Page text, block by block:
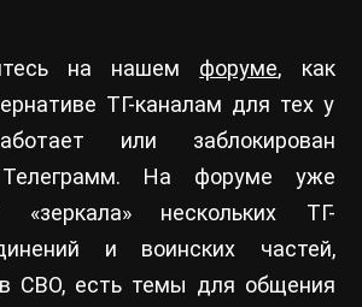
на нашем форуме, как
ТГ-каналам для тех у
или заблокирован
На форуме уже
«зеркала» нескольких ТГ-
и воинских частей,
СВО, есть темы для общения